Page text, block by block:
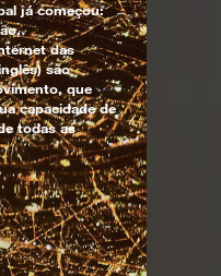
já começou:
das
são
que
capacidade de
todas as